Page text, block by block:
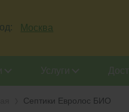
Москва
Септики Евролос БИО